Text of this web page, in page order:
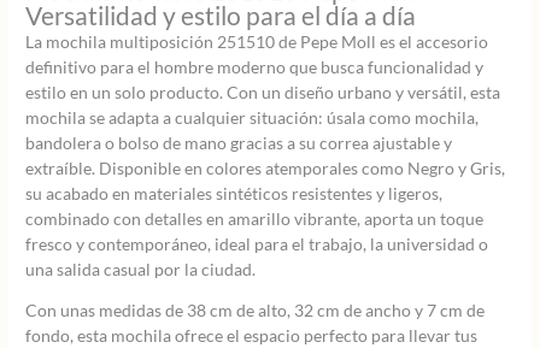
Versatilidad y estilo para el día a día
La mochila multiposición 251510 de Pepe Moll es el accesorio
definitivo para el hombre moderno que busca funcionalidad y
estilo en un solo producto. Con un diseño urbano y versátil, esta
mochila se adapta a cualquier situación: úsala como mochila,
bandolera o bolso de mano gracias a su correa ajustable y
extraíble. Disponible en colores atemporales como Negro y Gris,
su acabado en materiales sintéticos resistentes y ligeros,
combinado con detalles en amarillo vibrante, aporta un toque
fresco y contemporáneo, ideal para el trabajo, la universidad o
una salida casual por la ciudad.
Con unas medidas de 38 cm de alto, 32 cm de ancho y 7 cm de
fondo, esta mochila ofrece el espacio perfecto para llevar tus